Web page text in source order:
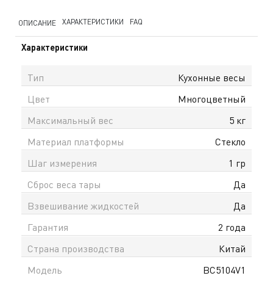
ОПИСАНИЕ ХАРАКТЕРИСТИКИ FAQ
Характеристики
Тип
Кухонные весы
Цвет
Многоцветный
Максимальный вес
5 кг
Материал платформы
Стекло
Шаг измерения
1 гр
Сброс веса тары
Да
Взвешивание жидкостей
Да
Гарантия
2 года
Страна производства
Китай
Модель
BC5104V1